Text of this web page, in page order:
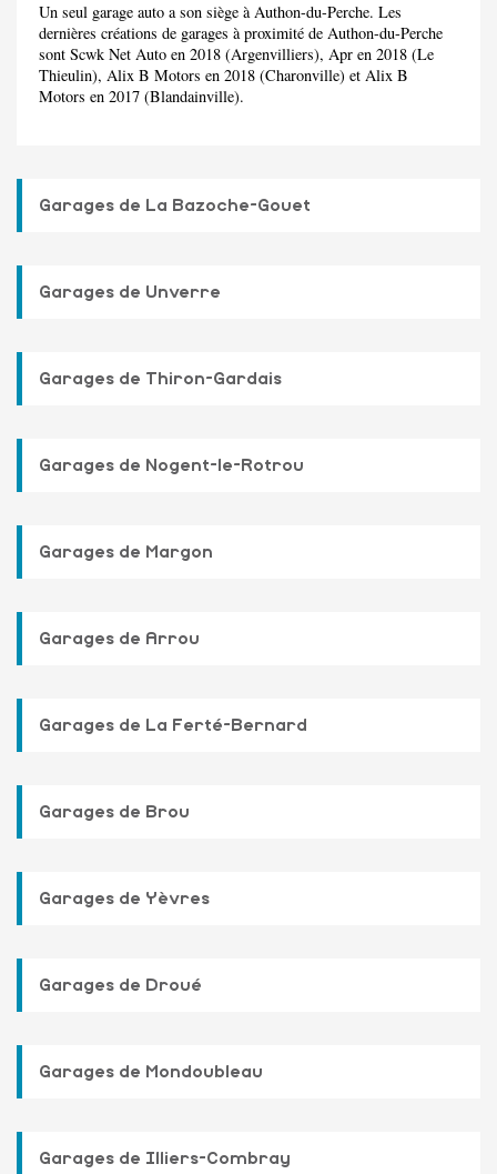
Un seul garage auto a son siège à Authon-du-Perche. Les
dernières créations de garages à proximité de Authon-du-Perche
sont Scwk Net Auto en 2018 (Argenvilliers), Apr en 2018 (Le
Thieulin), Alix B Motors en 2018 (Charonville) et Alix B
Motors en 2017 (Blandainville).
Garages de La Bazoche-Gouet
Garages de Unverre
Garages de Thiron-Gardais
Garages de Nogent-le-Rotrou
Garages de Margon
Garages de Arrou
Garages de La Ferté-Bernard
Garages de Brou
Garages de Yèvres
Garages de Droué
Garages de Mondoubleau
Garages de Illiers-Combray